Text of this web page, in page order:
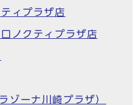
ィプラザ店
ノクティプラザ店
ゾーナ川崎プラザ）